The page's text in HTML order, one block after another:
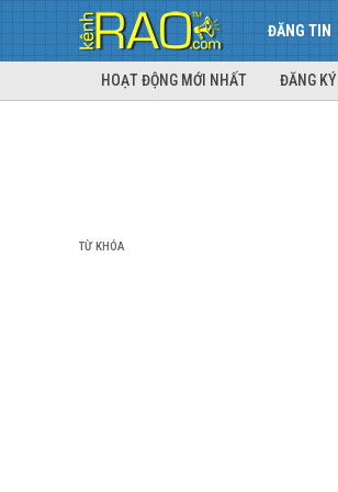
ĐĂNG TIN
HOẠT ĐỘNG MỚI NHẤT ĐĂNG KÝ
TỪ KHÓA